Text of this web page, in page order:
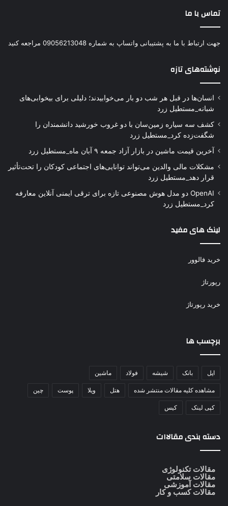
تماس با ما
جهت ارتباط با ما به پشتیبانی واتساپ به شماره 09056213048 مراجعه کنید
نوشته‌های تازه
انسان‌ها در قبل هر شب دو بار می‌خوابیدند؛ دلیلی برای بیخوابی‌های
شبانه_مستطیل زرد
کشف سه سیاره زمین‌سان با دو غروب خورشید دانشمندان را
شگفت‌زده کرد_مستطیل زرد
آخرین قیمت ماشین در بازار آزاد جمعه ۹ آبان ماه_مستطیل زرد
مشکلات مالی والدین می‌تواند توانایی‌های اجتماعی کودکان را تحت‌تأثیر
قرار دهد_مستطیل زرد
OpenAI دو مدل هوش مصنوعی تازه برای ترقی ایمنی آنلاین معارفه
کرد_مستطیل زرد
لینک های مفید
خرید فالوور
رپورتاژ
خرید رپورتاژ
برچسب ها
اپل بانک شیشه فولاد ماشین
مشاهده کلیه مقالات منتشر شده هتل ویلا پوست چین
کپی لینک کیس
دسته بندی مقالاات
مقالات تکنولوژی
مقالات سلامتی
مقالات آموزشی
مقالات کسب و کار